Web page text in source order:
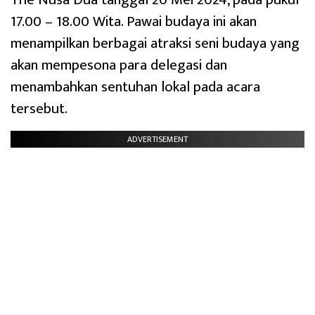
17.00 – 18.00 Wita. Pawai budaya ini akan
menampilkan berbagai atraksi seni budaya yang
akan mempesona para delegasi dan
menambahkan sentuhan lokal pada acara
tersebut.
ADVERTISEMENT